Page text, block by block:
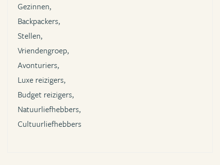
Gezinnen,
Backpackers,
Stellen,
Vriendengroep,
Avonturiers,
Luxe reizigers,
Budget reizigers,
Natuurliefhebbers,
Cultuurliefhebbers